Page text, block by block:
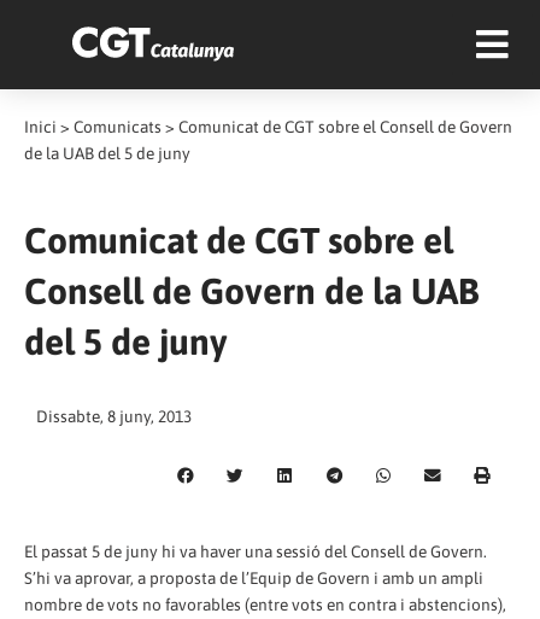
Inici > Comunicats > Comunicat de CGT sobre el Consell de Govern
de la UAB del 5 de juny
Comunicat de CGT sobre el
Consell de Govern de la UAB
del 5 de juny
Dissabte, 8 juny, 2013
El passat 5 de juny hi va haver una sessió del Consell de Govern.
S’hi va aprovar, a proposta de l’Equip de Govern i amb un ampli
nombre de vots no favorables (entre vots en contra i abstencions),